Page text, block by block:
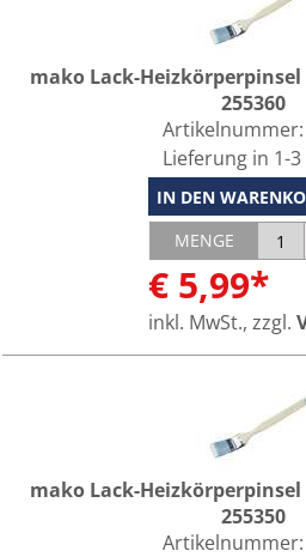
mako Lack-Heizkörperpinsel
255360
Artikelnummer:
Lieferung in 1-
IN DEN
MENGE
€ 5,99*
inkl. MwSt., zzgl.
mako Lack-Heizkörperpinsel
255350
Artikelnummer: